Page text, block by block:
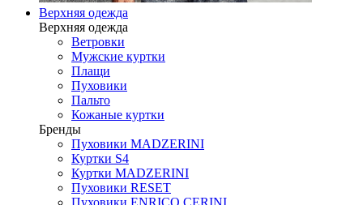
Верхняя одежда
Верхняя одежда
Ветровки
Мужские куртки
Плащи
Пуховики
Пальто
Кожаные куртки
Бренды
Пуховики MADZERINI
Куртки S4
Куртки MADZERINI
Пуховики RESET